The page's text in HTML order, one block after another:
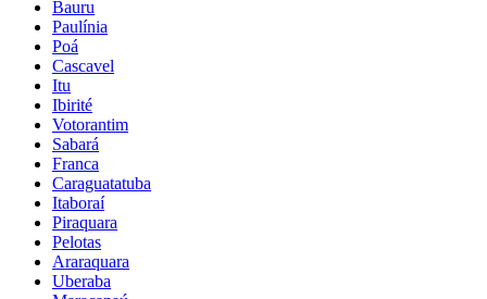
Bauru
Paulínia
Poá
Cascavel
Itu
Ibirité
Votorantim
Sabará
Franca
Caraguatatuba
Itaboraí
Piraquara
Pelotas
Araraquara
Uberaba